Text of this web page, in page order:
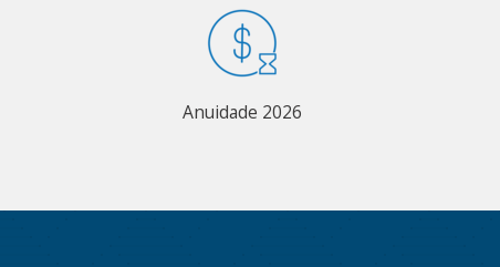
Anuidade 2026